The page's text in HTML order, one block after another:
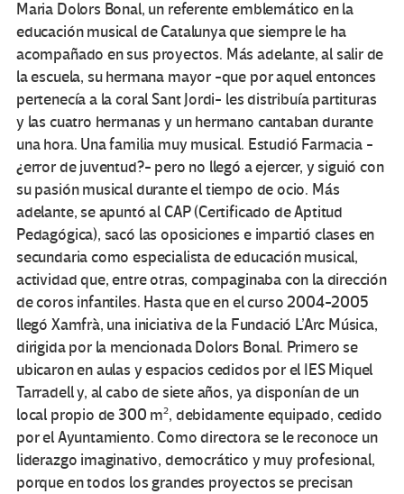
Maria Dolors Bonal, un referente emblemático en la
educación musical de Catalunya que siempre le ha
acompañado en sus proyectos. Más adelante, al salir de
la escuela, su hermana mayor -que por aquel entonces
pertenecía a la coral Sant Jordi- les distribuía partituras
y las cuatro hermanas y un hermano cantaban durante
una hora. Una familia muy musical. Estudió Farmacia -
¿error de juventud?- pero no llegó a ejercer, y siguió con
su pasión musical durante el tiempo de ocio. Más
adelante, se apuntó al CAP (Certificado de Aptitud
Pedagógica), sacó las oposiciones e impartió clases en
secundaria como especialista de educación musical,
actividad que, entre otras, compaginaba con la dirección
de coros infantiles. Hasta que en el curso 2004-2005
llegó Xamfrà, una iniciativa de la Fundació L’Arc Música,
dirigida por la mencionada Dolors Bonal. Primero se
ubicaron en aulas y espacios cedidos por el IES Miquel
Tarradell y, al cabo de siete años, ya disponían de un
local propio de 300 m², debidamente equipado, cedido
por el Ayuntamiento. Como directora se le reconoce un
liderazgo imaginativo, democrático y muy profesional,
porque en todos los grandes proyectos se precisan